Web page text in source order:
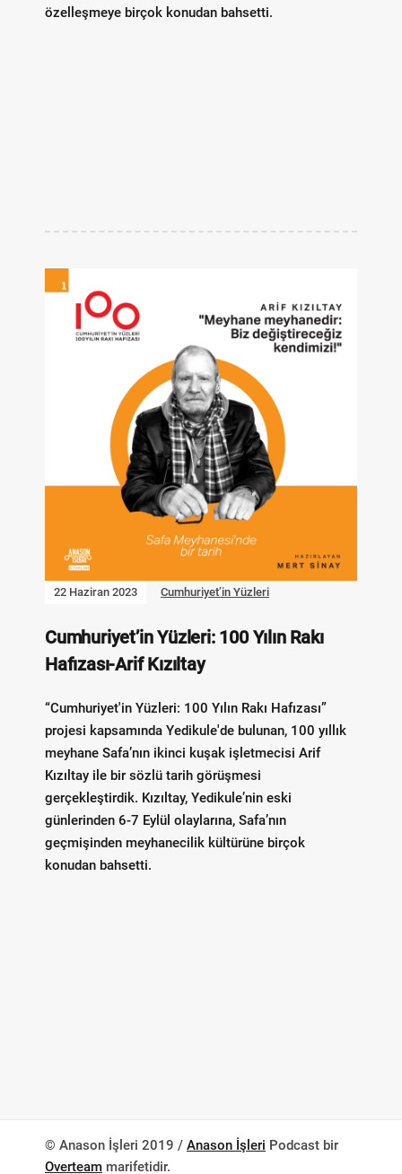
özelleşmeye birçok konudan bahsetti.
22 Haziran 2023 Cumhuriyet’in Yüzleri
Cumhuriyet’in Yüzleri: 100 Yılın Rakı
Hafızası-Arif Kızıltay
“Cumhuriyet'in Yüzleri: 100 Yılın Rakı Hafızası”
projesi kapsamında Yedikule'de bulunan, 100 yıllık
meyhane Safa’nın ikinci kuşak işletmecisi Arif
Kızıltay ile bir sözlü tarih görüşmesi
gerçekleştirdik. Kızıltay, Yedikule’nin eski
günlerinden 6-7 Eylül olaylarına, Safa’nın
geçmişinden meyhanecilik kültürüne birçok
konudan bahsetti.
© Anason İşleri 2019 / Anason İşleri Podcast bir
Overteam marifetidir.